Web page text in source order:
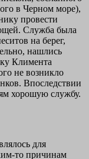
в Черном море),
провести
Служба была
на берег,
нашлись
Климента
не возникло
Впоследствии
хорошую службу.
для
то причинам